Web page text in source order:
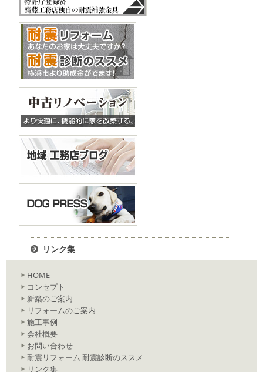
リンク集
HOME
コンセプト
新築のご案内
リフォームのご案内
施工事例
会社概要
お問い合わせ
耐震リフォーム 耐震診断のススメ
リンク集